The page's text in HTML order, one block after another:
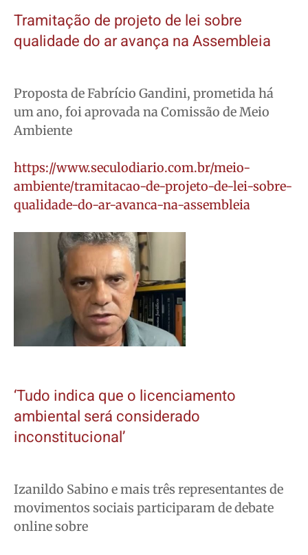
Tramitação de projeto de lei sobre
qualidade do ar avança na Assembleia
Proposta de Fabrício Gandini, prometida há
um ano, foi aprovada na Comissão de Meio
Ambiente
https://www.seculodiario.com.br/meio-
ambiente/tramitacao-de-projeto-de-lei-sobre-
qualidade-do-ar-avanca-na-assembleia
‘Tudo indica que o licenciamento
ambiental será considerado
inconstitucional’
Izanildo Sabino e mais três representantes de
movimentos sociais participaram de debate
online sobre